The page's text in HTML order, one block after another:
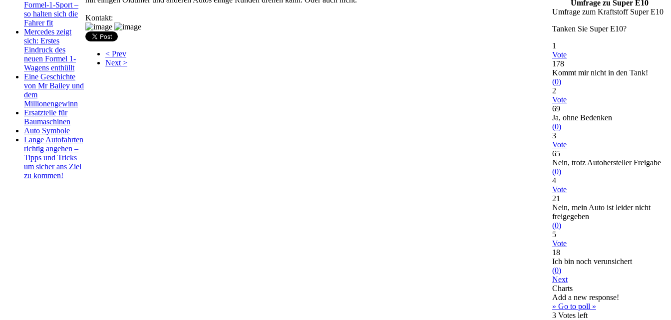
Formel-1-Sport –
so halten sich die
Fahrer fit
Mercedes zeigt
sich: Erstes
Eindruck des
neuen Formel 1-
Wagens enthüllt
Eine Geschichte
von Mr Bailey und
dem
Millionengewinn
Ersatzteile für
Baumaschinen
Auto Symbole
Lange Autofahrten
richtig angehen –
Tipps und Tricks
um sicher ans Ziel
zu kommen!
Kontakt:
< Prev
Next >
Umfrage zu Super E10
Umfrage zum Kraftstoff Super E10
Tanken Sie Super E10?
1
Vote
178
Kommt mir nicht in den Tank!
(0)
2
Vote
69
Ja, ohne Bedenken
(0)
3
Vote
65
Nein, trotz Autohersteller Freigabe
(0)
4
Vote
21
Nein, mein Auto ist leider nicht
freigegeben
(0)
5
Vote
18
Ich bin noch verunsichert
(0)
Next
Charts
Add a new response!
» Go to poll »
3 Votes left